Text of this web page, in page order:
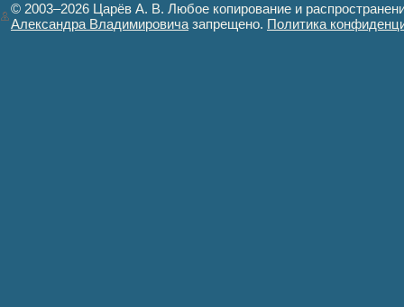
© 2003–2026 Царёв А. В. Любое копирование и
Александра Владимировича запрещено. Политика
Авторизация